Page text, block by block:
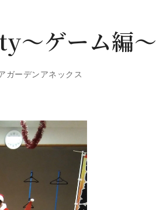
～ゲーム編～
ガーデンアネックス